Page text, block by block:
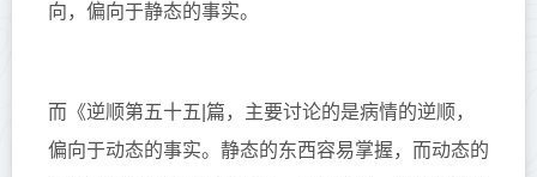
向，偏向于静态的事实。
而《逆顺第五十五|篇，主要讨论的是病情的逆顺，
偏向于动态的事实。静态的东西容易掌握，而动态的